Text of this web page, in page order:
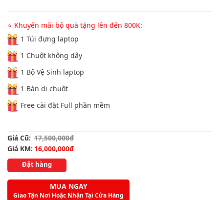
⭐ Khuyến mãi bộ quà tặng lên đến 800K:
1 Túi đựng laptop
1 Chuột không dây
1 Bộ Vệ Sinh laptop
1 Bàn di chuột
Free cài đặt Full phần mềm
Giá Cũ: 17,500,000đ
Giá KM: 16,000,000đ
Đặt hàng
MUA NGAY
Giao Tận Nơi Hoặc Nhận Tại Cửa Hàng